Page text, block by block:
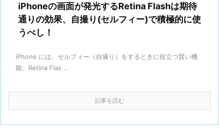
iPhoneの画面が発光するRetina Flashは期待
通りの効果、自撮り(セルフィー)で積極的に使
うべし！
iPhone には、セルフィー（自撮り）をするときに役立つ賢い機
能、Retina Flas ...
記事を読む